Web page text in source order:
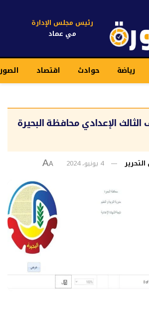
رئيس مجلس الإدارة
مي عماد
رياضة حوادث اقتصاد
الإعدادي محافظة البحيرة
4 يونيو، 2024 A
A